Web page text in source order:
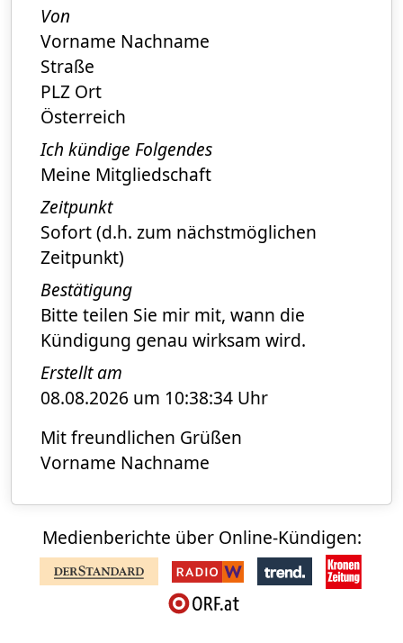
Von
Vorname Nachname
Straße
PLZ Ort
Österreich
Ich kündige Folgendes
Meine Mitgliedschaft
Zeitpunkt
Sofort (d.h. zum nächstmöglichen
Zeitpunkt)
Bestätigung
Bitte teilen Sie mir mit, wann die
Kündigung genau wirksam wird.
Erstellt am
08.08.2026 um 10:38:34 Uhr
Mit freundlichen Grüßen
Vorname Nachname
Medienberichte über Online-Kündigen: